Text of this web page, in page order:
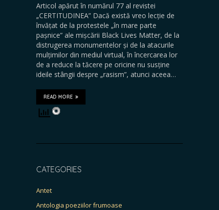
Articol apărut în numărul 77 al revistei
„CERTITUDINEA” Dacă există vreo lecție de
învățat de la protestele „în mare parte
pașnice” ale mișcării Black Lives Matter, de la
distrugerea monumentelor și de la atacurile
mulțimilor din mediul virtual, în încercarea lor
de a reduce la tăcere pe oricine nu susține
ideile stângii despre „rasism”, atunci aceea…
READ MORE
CATEGORIES
Antet
Antologia poeziilor frumoase